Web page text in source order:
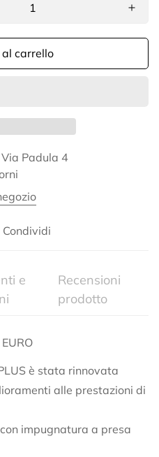
carrello
Via Padula 4
Condividi
e
Recensioni
prodotto
è stata rinnovata
alle prestazioni di
impugnatura a presa
age